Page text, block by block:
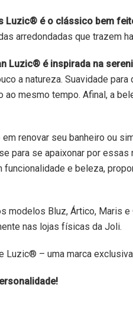
Luzic® é o clássico bem
arredondadas que trazem
Luzic® é inspirada na
a natureza. Suavidade
ao mesmo tempo. Afinal, a
renovar seu banheiro ou
para se apaixonar por essas
funcionalidade e beleza,
modelos Bluz, Ártico, Maris
nas lojas físicas da Joli.
Luzic® – uma marca